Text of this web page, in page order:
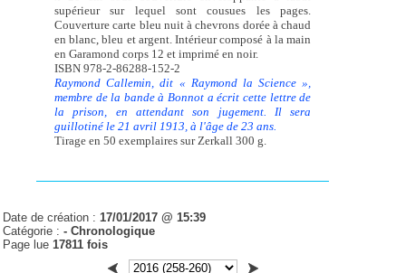
supérieur sur lequel sont cousues les pages.
Couverture carte bleu nuit à chevrons dorée à chaud
en blanc, bleu et argent. Intérieur composé à la main
en Garamond corps 12 et imprimé en noir.
ISBN 978-2-86288-152-2
Raymond Callemin, dit « Raymond la Science »,
membre de la bande à Bonnot a écrit cette lettre de
la prison, en attendant son jugement. Il sera
guillotiné le 21 avril 1913, à l'âge de 23 ans.
Tirage en 50 exemplaires sur Zerkall 300 g.
Date de création :17/01/2017 @ 15:39
Catégorie :-Chronologique
Page lue17811 fois